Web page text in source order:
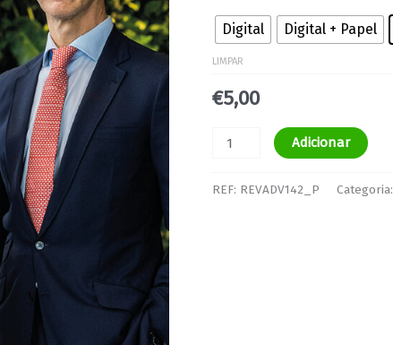
Digital Digital + Papel
LIMPAR
€5,00
Adicionar
REF: REVADV142_P Categoria: